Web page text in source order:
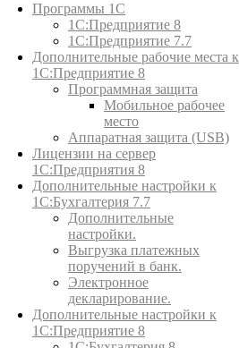
Программы 1С
1С:Предприятие 8
1С:Предприятие 7.7
Дополнительные рабочие места к
1С:Предприятие 8
Программная защита
Мобильное рабочее
место
Аппаратная защита (USB)
Лицензии на сервер
1С:Предприятия 8
Дополнительные настройки к
1С:Бухгалтерия 7.7
Дополнительные
настройки.
Выгрузка платежных
поручений в банк.
Электронное
декларирование.
Дополнительные настройки к
1С:Предприятие 8